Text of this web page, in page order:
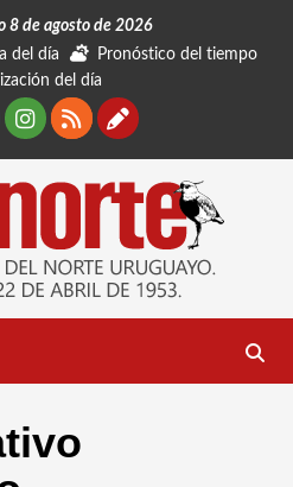
8 de agosto de 2026
del día
Pronóstico del tiempo
del día
Instagram
RSSContáctanos